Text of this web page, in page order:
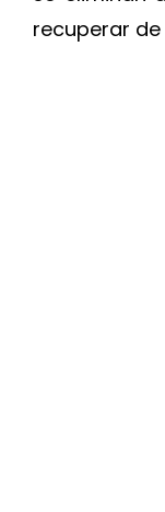
recuperar de